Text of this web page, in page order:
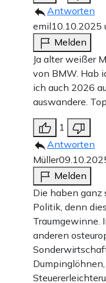
Antworten
emil10.10.2025
Melden
Ja alter weißer
von BMW. Hab
ich auch 2026
auswandere.
1
Antworten
Müller
Melden
Die haben ganz
Politik, denn
Traumgewinne.
anderen